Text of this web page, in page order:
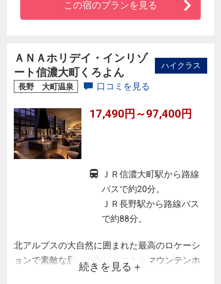
東急リゾートタウン蓼科は標高１３００Ｍ、蓼
この宿のプランを見る
ＡＮＡホリデイ・インリゾ
ート信濃大町くろよん
ハイクラス
長野 大町温泉 口コミを見る
17,490円～97,400円
ＪＲ信濃大町駅から路線
バスで約20分。
ＪＲ長野駅から路線バス
で約88分。
北アルプスの大自然に囲まれた最高のロケーシ
ョンで素敵な思い出作りができるマウンテンホ
リデーリゾートです。インテリアは周囲の自然
続きを見る